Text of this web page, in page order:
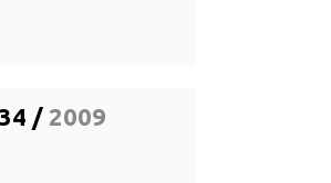
/ 2009